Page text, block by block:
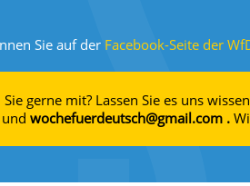
Sie auf der Facebook-Seite der
gerne mit? Lassen Sie es uns
undwochefuerdeutsch@gmail.com .